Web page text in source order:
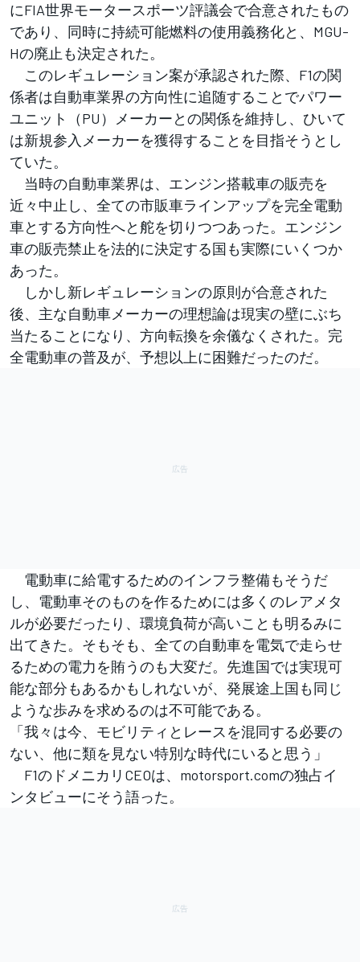
にFIA世界モータースポーツ評議会で合意されたもの
であり、同時に持続可能燃料の使用義務化と、MGU-
Hの廃止も決定された。
このレギュレーション案が承認された際、F1の関
係者は自動車業界の方向性に追随することでパワー
ユニット（PU）メーカーとの関係を維持し、ひいて
は新規参入メーカーを獲得することを目指そうとし
ていた。
当時の自動車業界は、エンジン搭載車の販売を
近々中止し、全ての市販車ラインアップを完全電動
車とする方向性へと舵を切りつつあった。エンジン
車の販売禁止を法的に決定する国も実際にいくつか
あった。
しかし新レギュレーションの原則が合意された
後、主な自動車メーカーの理想論は現実の壁にぶち
当たることになり、方向転換を余儀なくされた。完
全電動車の普及が、予想以上に困難だったのだ。
電動車に給電するためのインフラ整備もそうだ
し、電動車そのものを作るためには多くのレアメタ
ルが必要だったり、環境負荷が高いことも明るみに
出てきた。そもそも、全ての自動車を電気で走らせ
るための電力を賄うのも大変だ。先進国では実現可
能な部分もあるかもしれないが、発展途上国も同じ
ような歩みを求めるのは不可能である。
「我々は今、モビリティとレースを混同する必要の
ない、他に類を見ない特別な時代にいると思う」
F1のドメニカリCEOは、motorsport.comの独占イ
ンタビューにそう語った。